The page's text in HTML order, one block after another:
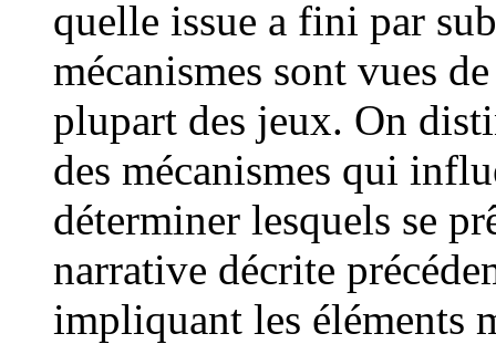
quelle issue a fini par
mécanismes sont vues
plupart des jeux. On
des mécanismes qui
déterminer lesquels se
narrative décrite
impliquant les éléments